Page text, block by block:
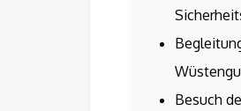
Besuch